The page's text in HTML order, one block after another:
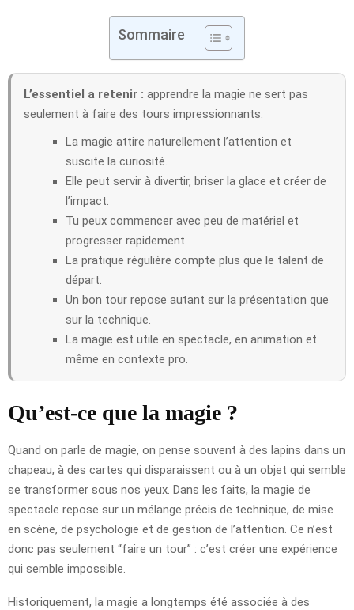
Sommaire
L’essentiel a retenir : apprendre la magie ne sert pas
seulement à faire des tours impressionnants.
La magie attire naturellement l’attention et
suscite la curiosité.
Elle peut servir à divertir, briser la glace et créer de
l’impact.
Tu peux commencer avec peu de matériel et
progresser rapidement.
La pratique régulière compte plus que le talent de
départ.
Un bon tour repose autant sur la présentation que
sur la technique.
La magie est utile en spectacle, en animation et
même en contexte pro.
Qu’est-ce que la magie ?
Quand on parle de magie, on pense souvent à des lapins dans un
chapeau, à des cartes qui disparaissent ou à un objet qui semble
se transformer sous nos yeux. Dans les faits, la magie de
spectacle repose sur un mélange précis de technique, de mise
en scène, de psychologie et de gestion de l’attention. Ce n’est
donc pas seulement “faire un tour” : c’est créer une expérience
qui semble impossible.
Historiquement, la magie a longtemps été associée à des